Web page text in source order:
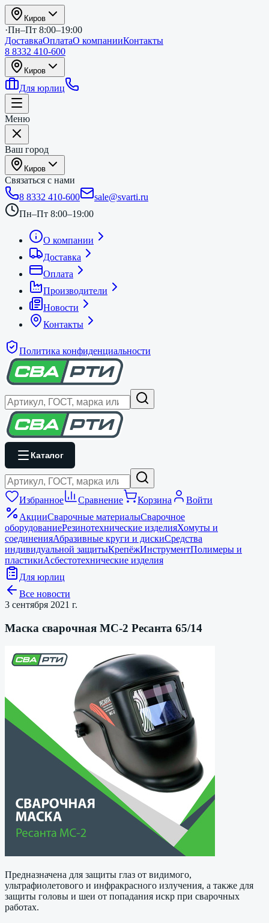
Киров
·Пн–Пт 8:00–19:00
ДоставкаОплатаО компанииКонтакты
8 8332 410-600
Киров
Для юрлиц
Меню
Ваш город
Киров
Связаться с нами
8 8332 410-600
sale@svarti.ru
Пн–Пт 8:00–19:00
О компании
Доставка
Оплата
Производители
Новости
Контакты
Политика конфиденциальности
Каталог
Избранное Сравнение Корзина
Войти
АкцииСварочные материалыСварочное
оборудованиеРезинотехнические изделияХомуты и
соединенияАбразивные круги и дискиСредства
индивидуальной защитыКрепёжИнструментПолимеры и
пластикиАсбестотехнические изделия
Для юрлиц
Все новости
3 сентября 2021 г.
Маска сварочная МС-2 Ресанта 65/14
Предназначена для защиты глаз от видимого,
ультрафиолетового и инфракрасного излучения, а также для
защиты головы и шеи от попадания искр при сварочных
работах.